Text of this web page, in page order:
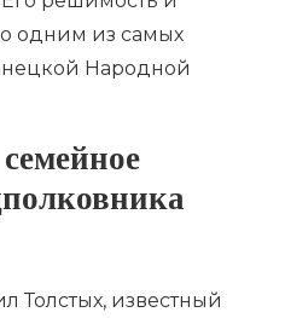
одним из самых
Народной
Толстых, известный